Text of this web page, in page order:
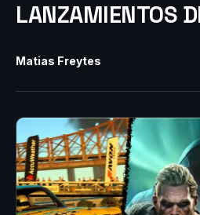
LANZAMIENTOS
Matias Freytes